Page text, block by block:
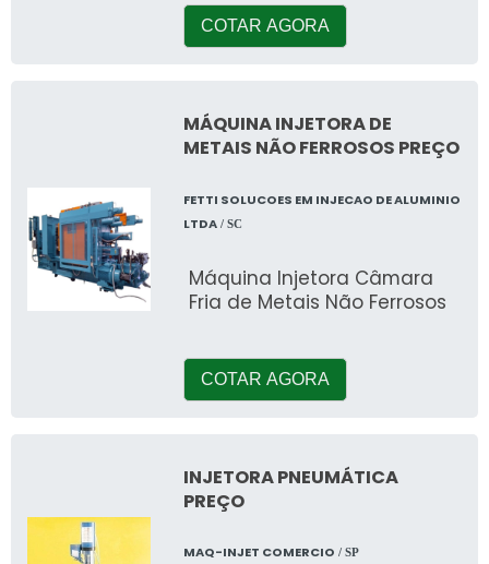
COTAR AGORA
MÁQUINA INJETORA DE
METAIS NÃO FERROSOS PREÇO
FETTI SOLUCOES EM INJECAO DE ALUMINIO
LTDA/ SC
Máquina Injetora Câmara
Fria de Metais Não Ferrosos
COTAR AGORA
INJETORA PNEUMÁTICA
PREÇO
MAQ-INJET COMERCIO / SP